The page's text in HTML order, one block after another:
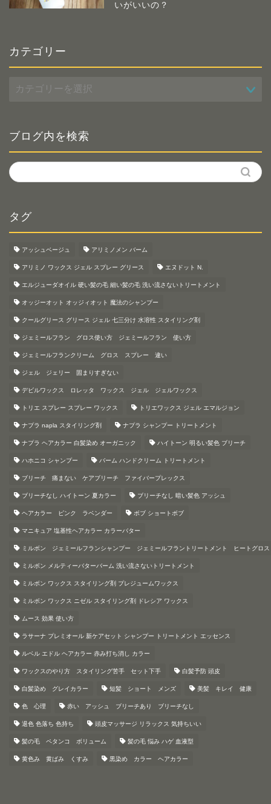
いがいいの？
カテゴリー
テ
ー
ブログ内を検索
タグ
アッシュベージュ アリミノメン バーム
アリミノ ワックス ジェル スプレー グリース エヌドット N.
エルジューダオイル 硬い髪の毛 細い髪の毛 洗い流さないトリートメント
オッジーオット オッジィオット 魔法のシャンプー
クールグリース グリース ジェル 七三分け 水溶性 スタイリング剤
ジェミールフラン グロス使い方 ジェミールフラン 使い方
ジェミールフランクリーム グロス スプレー 違い
ジェル ジェリー 固まりすぎない
デビルワックス ロレッタ ワックス ジェル ジェルワックス
トリエ スプレー スプレー ワックス トリエワックス ジェル エマルジョン
ナプラ napla スタイリング剤 ナプラ シャンプー トリートメント
ナプラ ヘアカラー 白髪染め オーガニック ハイトーン 明るい髪色 ブリーチ
ハホニコ シャンプー バーム ハンドクリーム トリートメント
ブリーチ 痛まない ケアブリーチ ファイバープレックス
ブリーチなし ハイトーン 夏カラー ブリーチなし 暗い髪色 アッシュ
ヘアカラー ピンク ラベンダー ボブ ショートボブ
マニキュア 塩基性ヘアカラー カラーバター
ミルボン ジェミールフランシャンプー ジェミールフラントリートメント ヒートグロス
ミルボン メルティーバターバーム 洗い流さないトリートメント
ミルボン ワックス スタイリング剤 プレジュームワックス
ミルボン ワックス ニゼル スタイリング剤 ドレシア ワックス
ムース 効果 使い方
ラサーナ プレミオール 新ケアセット シャンプー トリートメント エッセンス
ルベル エドル ヘアカラー 赤み打ち消し カラー
ワックスのやり方 スタイリング苦手 セット下手 白髪予防 頭皮
白髪染め グレイカラー 短髪 ショート メンズ 美髪 キレイ 健康
色 心理 赤い アッシュ ブリーチあり ブリーチなし
退色 色落ち 色持ち 頭皮マッサージ リラックス 気持ちいい
髪の毛 ペタンコ ボリューム 髪の毛 悩み ハゲ 血液型
黄色み 黄ばみ くすみ 黒染め カラー ヘアカラー